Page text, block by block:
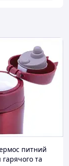
питний
та